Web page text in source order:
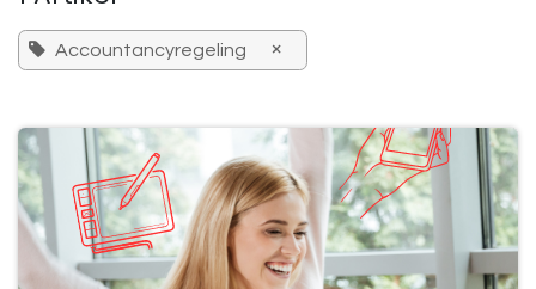
Accountancyregeling ×